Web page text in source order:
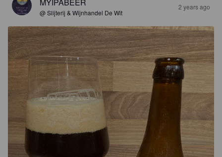
@ Slijterij & Wijnhandel De Wit
2 years ago